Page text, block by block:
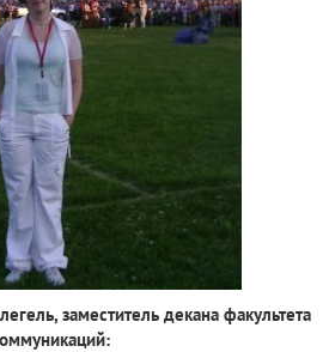
заместитель декана факультета